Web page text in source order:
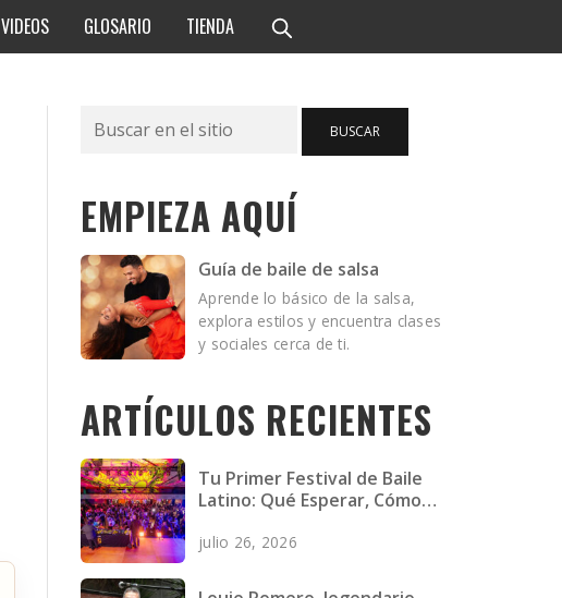
VIDEOS GLOSARIO TIENDA
Buscar
BUSCAR
EMPIEZA AQUÍ
Guía de baile de salsa
Aprende lo básico de la salsa,
explora estilos y encuentra clases
y sociales cerca de ti.
ARTÍCULOS RECIENTES
Tu Primer Festival de Baile
Latino: Qué Esperar, Cómo
julio 26, 2026